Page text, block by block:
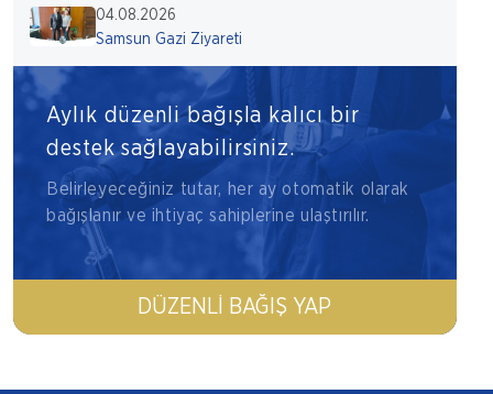
04.08.2026
Samsun Gazi Ziyareti
Aylık düzenli bağışla kalıcı bir
destek sağlayabilirsiniz.
Belirleyeceğiniz tutar, her ay otomatik olarak
bağışlanır ve ihtiyaç sahiplerine ulaştırılır.
DÜZENLI BAĞIŞ YAP